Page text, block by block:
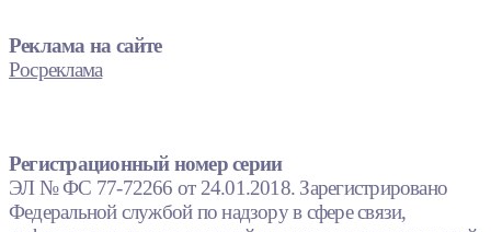
Реклама на сайте
Росреклама
Регистрационный номер серии
ЭЛ № ФС 77-72266 от 24.01.2018. Зарегистрировано
Федеральной службой по надзору в сфере связи,